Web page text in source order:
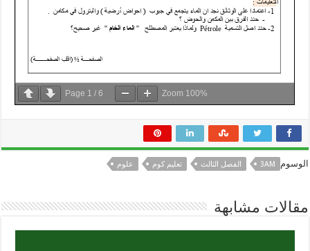
Page 1 / 6 Zoom 100%
الوسوم 3AM الفصل الثالث تعليم كوم علوم
مقالات مشابهة